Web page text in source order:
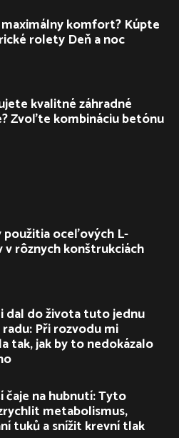
komfort? Kúpte
rolety Deň a noc
kvalitné záhradné
Zvoľte kombináciu betónu
použitia oceľových L-
rôznych konštrukciách
dal do života tuto jednu
Při rozvodu mi
tak, jak by to nedokázalo
čaje na hubnutí: Tyto
metabolismus,
tuků a snížit krevní tlak